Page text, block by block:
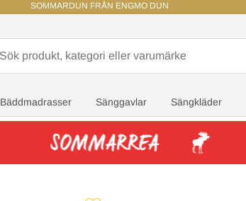
SOMMARDUN FRÅN ENGMO DUN
Bäddmadrasser Sänggavlar Sängkläder